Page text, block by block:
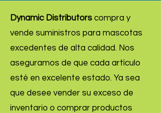
Dynamic Distributors compra y
vende suministros para mascotas
excedentes de alta calidad. Nos
aseguramos de que cada artículo
esté en excelente estado. Ya sea
que desee vender su exceso de
inventario o comprar productos